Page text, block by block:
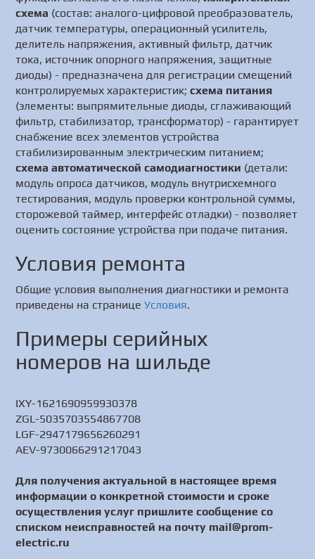
схема (состав: аналого-цифровой преобразователь,
датчик температуры, операционный усилитель,
делитель напряжения, активный фильтр, датчик
тока, источник опорного напряжения, защитные
диоды) - предназначена для регистрации смещений
контролируемых характеристик;схема питания
(элементы: выпрямительные диоды, сглаживающий
фильтр, стабилизатор, трансформатор) - гарантирует
снабжение всех элементов устройства
стабилизированным электрическим питанием;
схема автоматической самодиагностики (детали:
модуль опроса датчиков, модуль внутрисхемного
тестирования, модуль проверки контрольной суммы,
сторожевой таймер, интерфейс отладки) - позволяет
оценить состояние устройства при подаче питания.
Условия ремонта
Общие условия выполнения диагностики и ремонта
приведены на страницеУсловия.
Примеры серийных
номеров на шильде
IXY-1621690959930378
ZGL-5035703554867708
LGF-2947179656260291
AEV-9730066291217043
Для получения актуальной в настоящее время
информации о конкретной стоимости и сроке
осуществления услуг пришлите сообщение со
списком неисправностей на почту mail@prom-
electric.ru